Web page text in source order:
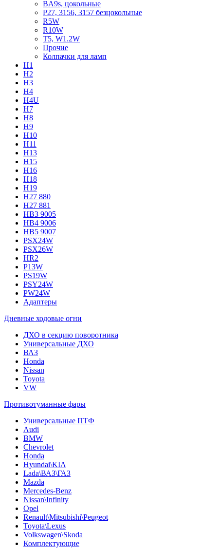
BA9s, цокольные
P27, 3156, 3157 безцокольные
R5W
R10W
T5, W1.2W
Прочие
Колпачки для ламп
H1
H2
H3
H4
H4U
H7
H8
H9
H10
H11
H13
H15
H16
H18
H19
H27 880
H27 881
HB3 9005
HB4 9006
HB5 9007
PSX24W
PSX26W
HR2
P13W
PS19W
PSY24W
PW24W
Адаптеры
Дневные ходовые огни
ДХО в секцию поворотника
Универсальные ДХО
ВАЗ
Honda
Nissan
Toyota
VW
Противотуманные фары
Универсальные ПТФ
Audi
BMW
Chevrolet
Honda
Hyundai\KIA
Lada\ВАЗ\ГАЗ
Mazda
Mercedes-Benz
Nissan\Infinity
Opel
Renault\Mitsubishi\Peugeot
Toyota\Lexus
Volkswagen\Skoda
Комплектующие